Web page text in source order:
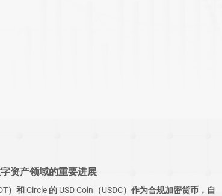
资产领域的重要进展
）和 Circle 的 USD Coin（USDC）作为合规加密货币，自